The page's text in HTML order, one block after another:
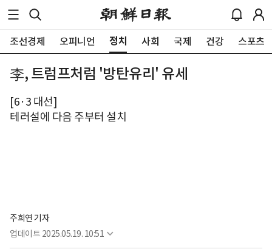
조선경제 오피니언 정치 사회 국제 건강 스포츠
李, 트럼프처럼 '방탄유리' 유세
[6·3 대선]
테러설에 다음 주부터 설치
주희연 기자
업데이트 2025.05.19. 10:51